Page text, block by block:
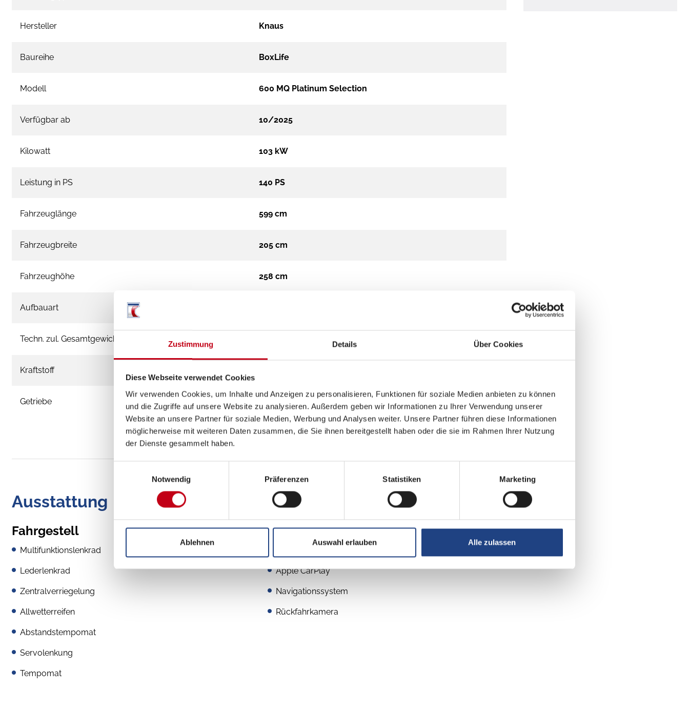
Zustimmung Details Über Cookies
Diese Webseite verwendet Cookies
Wir verwenden Cookies, um Inhalte und Anzeigen zu personalisieren, Funktionen für soziale Medien anbieten zu können
und die Zugriffe auf unsere Website zu analysieren. Außerdem geben wir Informationen zu Ihrer Verwendung unserer
Website an unsere Partner für soziale Medien, Werbung und Analysen weiter. Unsere Partner führen diese Informationen
möglicherweise mit weiteren Daten zusammen, die Sie ihnen bereitgestellt haben oder die sie im Rahmen Ihrer Nutzung
der Dienste gesammelt haben.
Notwendig
Präferenzen Statistiken Marketing
Ablehnen Auswahl erlauben Alle zulassen
Hersteller Knaus
Baureihe BoxLife
Modell 600 MQ Platinum Selection
Verfügbar ab 10/2025
Kilowatt 103 kW
Leistung in PS 140 PS
Fahrzeuglänge 599 cm
Fahrzeugbreite 205 cm
Fahrzeughöhe 258 cm
Aufbauart
Techn. zul. Gesamtgewicht
Kraftstoff
Getriebe Automatik
Ausstattung
Fahrgestell
Multifunktionslenkrad
Lederlenkrad
Zentralverriegelung
Allwetterreifen
Abstandstempomat
Servolenkung
Tempomat
Multimedia
Apple CarPlay
Navigationssystem
Rückfahrkamera